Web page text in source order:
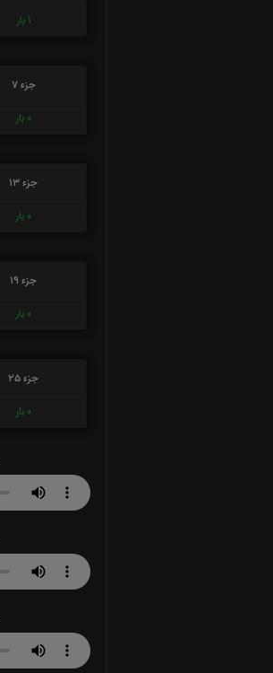
1 بار
جزء 7
0 بار
جزء 13
0 بار
جزء 19
0 بار
جزء 25
0 بار